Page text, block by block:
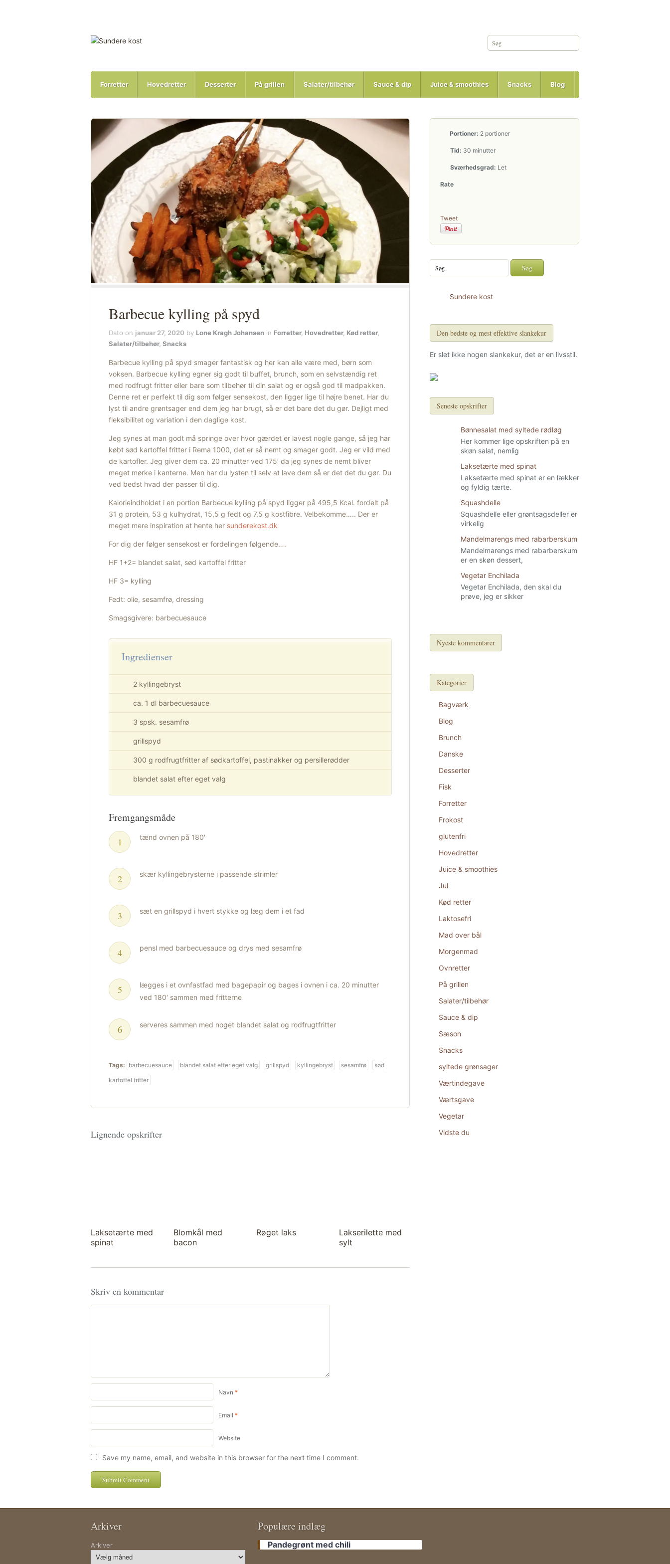
Forretter Hovedretter Desserter På grillen Salater/tilbehør Sauce & dip Juice & smoothies Snacks Blog
Barbecue kylling på spyd
Dato on januar 27, 2020 by Lone Kragh Johansen in Forretter, Hovedretter, Kød retter,
Salater/tilbehør, Snacks
Barbecue kylling på spyd smager fantastisk og her kan alle være med, børn som
voksen. Barbecue kylling egner sig godt til buffet, brunch, som en selvstændig ret
med rodfrugt fritter eller bare som tilbehør til din salat og er også god til madpakken.
Denne ret er perfekt til dig som følger sensekost, den ligger lige til højre benet. Har du
lyst til andre grøntsager end dem jeg har brugt, så er det bare det du gør. Dejligt med
fleksibilitet og variation i den daglige kost.
Jeg synes at man godt må springe over hvor gærdet er lavest nogle gange, så jeg har
købt sød kartoffel fritter i Rema 1000, det er så nemt og smager godt. Jeg er vild med
de kartofler. Jeg giver dem ca. 20 minutter ved 175′ da jeg synes de nemt bliver
meget mørke i kanterne. Men har du lysten til selv at lave dem så er det det du gør. Du
ved bedst hvad der passer til dig.
Kalorieindholdet i en portion Barbecue kylling på spyd ligger på 495,5 Kcal. fordelt på
31 g protein, 53 g kulhydrat, 15,5 g fedt og 7,5 g kostfibre. Velbekomme….. Der er
meget mere inspiration at hente her sunderekost.dk
For dig der følger sensekost er fordelingen følgende….
HF 1+2= blandet salat, sød kartoffel fritter
HF 3= kylling
Fedt: olie, sesamfrø, dressing
Smagsgivere: barbecuesauce
Ingredienser
2 kyllingebryst
ca. 1 dl barbecuesauce
3 spsk. sesamfrø
grillspyd
300 g rodfrugtfritter af sødkartoffel, pastinakker og persillerødder
blandet salat efter eget valg
Fremgangsmåde
tænd ovnen på 180′
skær kyllingebrysterne i passende strimler
sæt en grillspyd i hvert stykke og læg dem i et fad
pensl med barbecuesauce og drys med sesamfrø
lægges i et ovnfastfad med bagepapir og bages i ovnen i ca. 20 minutter
ved 180′ sammen med fritterne
serveres sammen med noget blandet salat og rodfrugtfritter
Tags: barbecuesauce blandet salat efter eget valg grillspyd kyllingebryst sesamfrø
sød
kartoffel fritter
Lignende opskrifter
Laksetærte med
spinat
Blomkål med
bacon
Røget laks
Lakserilette med
sylt
Skriv en kommentar
Navn *
Email *
Website
Save my name, email, and website in this browser for the next time I comment.
Portioner: 2 portioner
Tid: 30 minutter
Sværhedsgrad: Let
Rate
Tweet
Sundere kost
Den bedste og mest effektive slankekur
Er slet ikke nogen slankekur, det er en livsstil.
Seneste opskrifter
Bønnesalat med syltede rødløg
Her kommer lige opskriften på en
skøn salat, nemlig
Laksetærte med spinat
Laksetærte med spinat er en lækker
og fyldig tærte.
Squashdelle
Squashdelle eller grøntsagsdeller er
virkelig
Mandelmarengs med rabarberskum
Mandelmarengs med rabarberskum
er en skøn dessert,
Vegetar Enchilada
Vegetar Enchilada, den skal du
prøve, jeg er sikker
Nyeste kommentarer
Kategorier
Bagværk
Blog
Brunch
Danske
Desserter
Fisk
Forretter
Frokost
glutenfri
Hovedretter
Juice & smoothies
Jul
Kød retter
Laktosefri
Mad over bål
Morgenmad
Ovnretter
På grillen
Salater/tilbehør
Sauce & dip
Sæson
Snacks
syltede grønsager
Værtindegave
Værtsgave
Vegetar
Vidste du
Arkiver
Arkiver
Populære indlæg
Pandegrønt med chili